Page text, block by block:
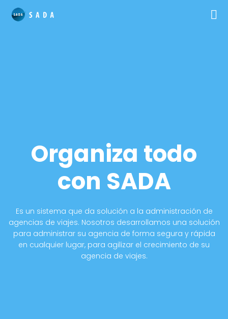
Organiza todo
con SADA
Es un sistema que da solución a la administración de
agencias de viajes. Nosotros desarrollamos una solución
para administrar su agencia de forma segura y rápida
en cualquier lugar, para agilizar el crecimiento de su
agencia de viajes.